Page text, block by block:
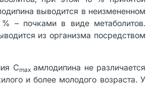
выводится в неизмененном
– почками в виде метаболитов.
из организма посредством
Cmax амлодипина не различается
и более молодого возраста. У